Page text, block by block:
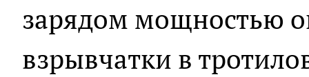
зарядом мощностью
взрывчатки в